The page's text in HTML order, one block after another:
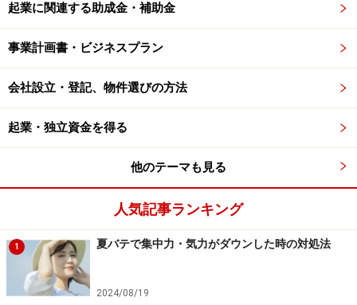
■クイックレスポンスで決まる
フィードバックをします。クイックレスポンスが、チャ
ンスをものにします。「速い」ことは、評価されるポイ
ントになります。
以上は、どれも当たり前のことになります。問題は、実
継続的に仕事を発注したいと思われる人、二度と仕事が
来ない人との違いは？ 次ページへ続きます＞＞
※記事内容は執筆時点のものです。最新の内容をご確認くださ
起業に関連する助成金・補助金
事業計画書・ビジネスプラン
会社設立・登記、物件選びの方法
起業・独立資金を得る
他のテーマも見る
人気記事ランキング
1 夏バテで集中力・気力がダウンした時の対処法
2024/08/19